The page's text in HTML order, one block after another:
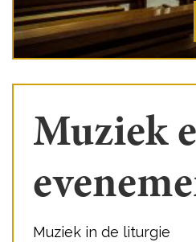
Muziek
Muziek in de liturgie